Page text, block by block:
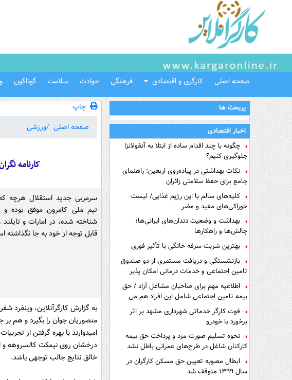
صفحه اصلی کارگری و اقتصادی فرهنگی حوادث سلامت گوناگون
پربحث ها
اخبار اقتصادی
چگونه با چند اقدام ساده از ابتلا به آنفولانزا
جلوگیری کنیم؟
نکات بهداشتی در پیاده‌روی اربعین: راهنمای
جامع برای حفظ سلامتی زائران
کلیه‌های سالم با این رژیم غذایی/ لیست
خوراکی‌های مفید و مضر
بهداشت و وضعیت دندان‌های ایرانی‌ها؛
چالش‌ها و راهکارها
بهترین شربت سرفه خانگی با تأثیر فوری
بازنشستگی و دریافت مستمری از دو صندوق
تامین اجتماعی و خدمات درمانی امکان پذیر
است ؟
اطلاعیه مهم برای صاحبان مشاغل آزاد / حق
بیمه تامین اجتماعی شامل این افراد هم می
شودفوت کارگر خدماتی شهرداری مشهد بر اثر
برخورد با خودرو
نحوه تسلیم صورت مزد و پرداخت حق بیمه
کارکنان شاغل در طرح‌های عمرانی باطل نشد
ابطال مصوبه تعیین حق مسکن کارگران در
سال ۱۳۹۹ متوقف شد
چاپ
صفحه اصلی
ورزشی
کارنامه
سرمربی جدید استقلال هرچه
تیم ملی کامرون موفق بوده و
شناخته شده، در امارات و تایلند
قابل توجه از خود به جا نگذاشته
منصوریان جوان را بگیرد و هم
امیدوارند با بهره گرفتن از
درخشان روی نیمکت کالسروهه و
خالق نتایج جالب توجهی باشد.